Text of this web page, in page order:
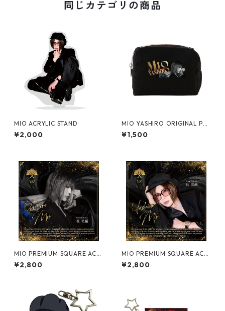
同じカテゴリの商品
MIO ACRYLIC STAND
¥2,000
MIO YASHIRO ORIGINAL PO
UCH
¥1,500
MIO PREMIUM SQUARE ACR
YLIC STAND【vol.2】
¥2,800
MIO PREMIUM SQUARE ACR
YLIC STAND【vol.1】
¥2,800